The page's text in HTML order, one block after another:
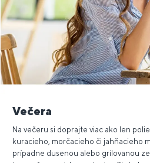
Večera
Na večeru si doprajte viac ako len
kuracieho, morčacieho či jahňacieho
prípadne dusenou alebo grilovanou